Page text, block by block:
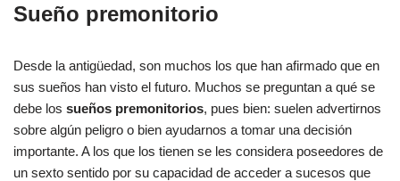
Sueño premonitorio
Desde la antigüedad, son muchos los que han afirmado que en
sus sueños han visto el futuro. Muchos se preguntan a qué se
debe los sueños premonitorios, pues bien: suelen advertirnos
sobre algún peligro o bien ayudarnos a tomar una decisión
importante. A los que los tienen se les considera poseedores de
un sexto sentido por su capacidad de acceder a sucesos que